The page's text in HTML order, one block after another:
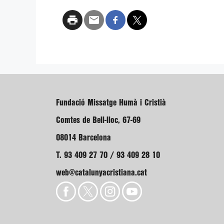
Fundació Missatge Humà i Cristià
Comtes de Bell-lloc, 67-69
08014 Barcelona
T. 93 409 27 70 / 93 409 28 10
web@catalunyacristiana.cat